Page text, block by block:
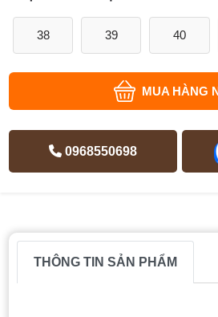
38 39 40
MUA HÀNG
0968550698
THÔNG TIN SẢN PHẨM